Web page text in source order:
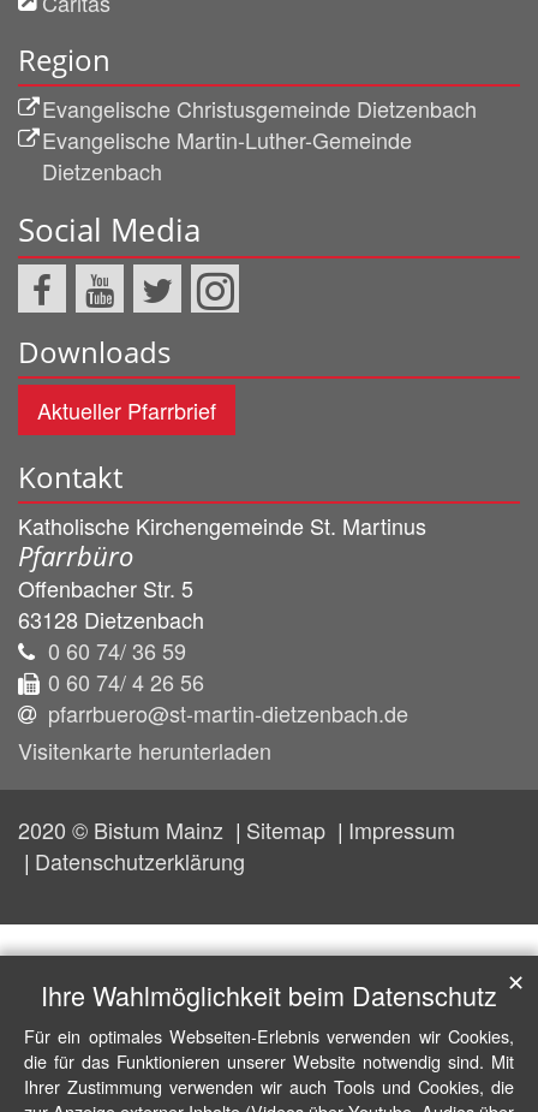
Region
Evangelische Christusgemeinde Dietzenbach
Evangelische Martin-Luther-Gemeinde
Dietzenbach
Social Media
Downloads
Aktueller Pfarrbrief
Kontakt
Katholische Kirchengemeinde St. Martinus
Pfarrbüro
Offenbacher Str. 5
63128 Dietzenbach
0 60 74/ 36 59
0 60 74/ 4 26 56
pfarrbuero@st-martin-dietzenbach.de
Visitenkarte herunterladen
2020 © Bistum Mainz Sitemap
Impressum
Datenschutzerklärung
Ihre Wahlmöglichkeit beim Datenschutz
Für ein optimales Webseiten-Erlebnis verwenden wir Cookies,
die für das Funktionieren unserer Website notwendig sind. Mit
Ihrer Zustimmung verwenden wir auch Tools und Cookies, die
✕